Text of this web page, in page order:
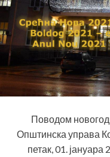
Поводом
Општинска управа
петак, 01.